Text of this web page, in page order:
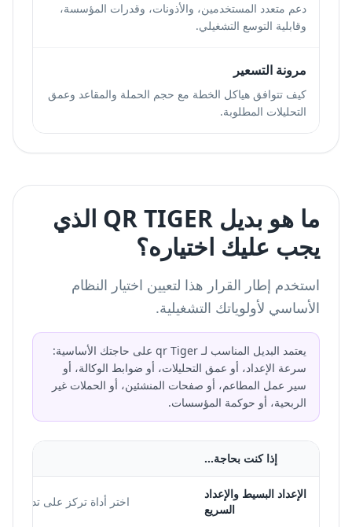
دعم متعدد المستخدمين، والأذونات، وقدرات المؤسسة،
وقابلية التوسع التشغيلي.
مرونة التسعير
كيف تتوافق هياكل الخطة مع حجم الحملة والمقاعد وعمق
التحليلات المطلوبة.
ما هو بديل QR TIGER الذي
يجب عليك اختياره؟
استخدم إطار القرار هذا لتعيين اختيار النظام
الأساسي لأولوياتك التشغيلية.
يعتمد البديل المناسب لـ qr Tiger على حاجتك الأساسية:
سرعة الإعداد، أو عمق التحليلات، أو ضوابط الوكالة، أو
سير عمل المطاعم، أو صفحات المنشئين، أو الحملات غير
الربحية، أو حوكمة المؤسسات.
إذا كنت بحاجة...
الإعداد البسيط والإعداد
السريع
اختر أداة تركز على تدفق